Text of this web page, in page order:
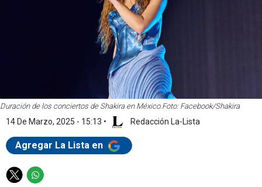
Duración de los conciertos de Shakira en México.Foto: Facebook/Shakira
14 De Marzo, 2025 - 15:13 • Redacción La-Lista
Agregar La Lista en
T
W